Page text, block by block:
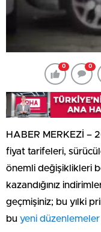
0 0
HABER MERKEZİ –
fiyat tarifeleri,
önemli değişiklikleri
kazandığınız
geçmişiniz; bu yılki
bu yeni düzenlemeler